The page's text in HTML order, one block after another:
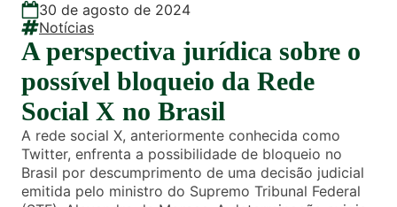
30 de agosto de 2024
Notícias
A perspectiva jurídica sobre o
possível bloqueio da Rede
Social X no Brasil
A rede social X, anteriormente conhecida como
Twitter, enfrenta a possibilidade de bloqueio no
Brasil por descumprimento de uma decisão judicial
emitida pelo ministro do Supremo Tribunal Federal